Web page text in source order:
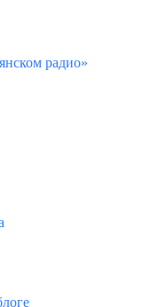
радио»